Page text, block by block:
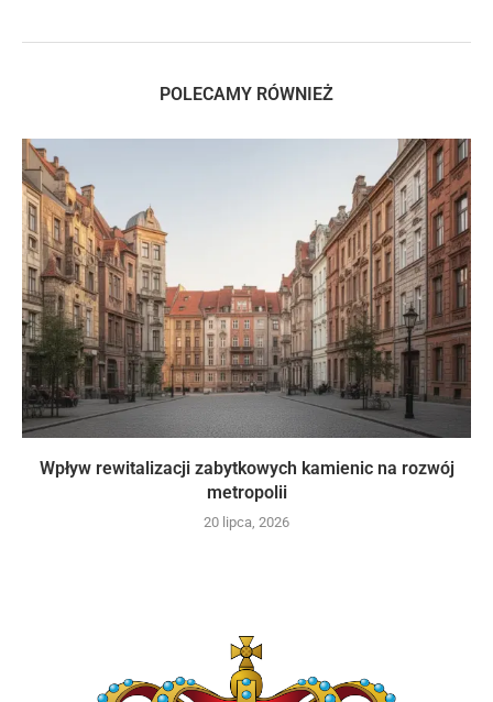
POLECAMY RÓWNIEŻ
Wpływ rewitalizacji zabytkowych kamienic na rozwój
metropolii
20 lipca, 2026